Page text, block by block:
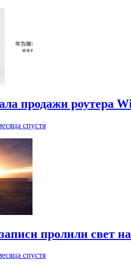
продажи роутера
спустя
пролили свет
спустя